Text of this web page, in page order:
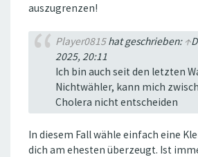
auszugrenzen!
Player0815hat geschrieben: ↑
2025, 20:11
Ich bin auch seit den letzten
Nichtwähler, kann mich
Cholera nicht entscheiden
In diesem Fall wähle einfach eine
dich am ehesten überzeugt. Ist